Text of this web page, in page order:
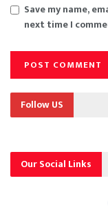
Save my name,
next time I
Follow US
Our Social Links